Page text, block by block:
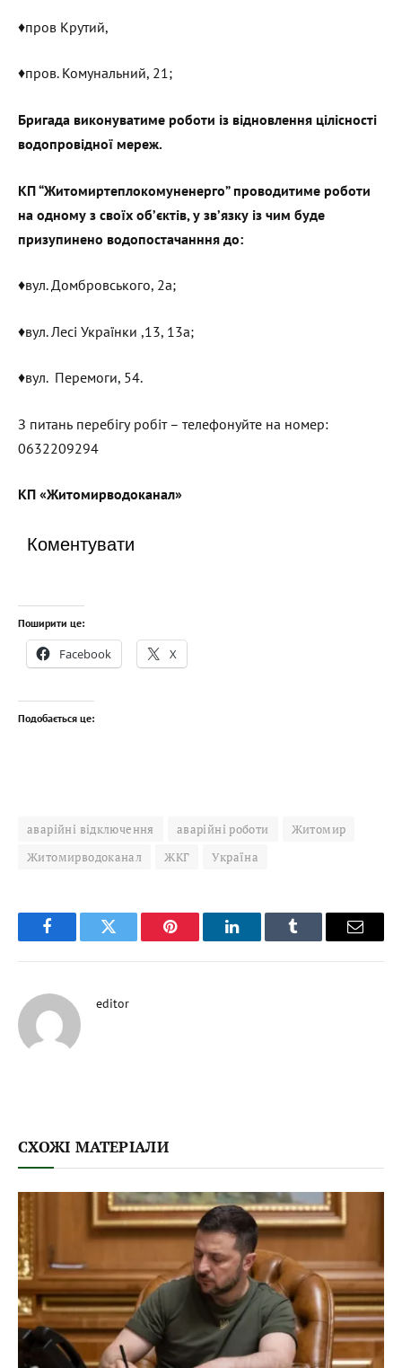
♦️пров Крутий,
♦️пров. Комунальний, 21;
Бригада виконуватиме роботи із відновлення цілісності
водопровідної мереж.
КП “Житомиртеплокомуненерго” проводитиме роботи
на одному з своїх об’єктів, у зв’язку із чим буде
призупинено водопостачанння до:
♦️вул. Домбровського, 2а;
♦️вул. Лесі Українки ,13, 13а;
♦️вул. Перемоги, 54.
З питань перебігу робіт – телефонуйте на номер:
0632209294
КП «Житомирводоканал»
Коментувати
Поширити це:
Facebook X
Подобається це:
аварійні відключення аварійні роботи
Житомир
Житомирводоканал
ЖКГ Україна
FacebookTwitter Pinterest LinkedInTumblr Email
editor
СХОЖІ МАТЕРІАЛИ